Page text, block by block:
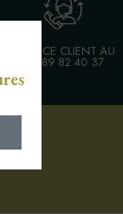
SERVICE CLIENT AU
03 89 82 40 37